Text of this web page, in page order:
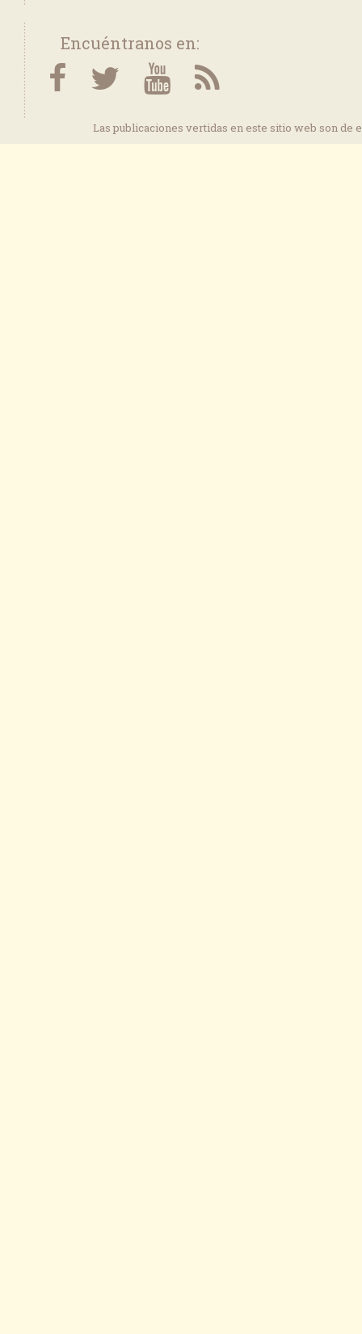
Encuéntranos en:
Las publicaciones vertidas en este sitio web son de